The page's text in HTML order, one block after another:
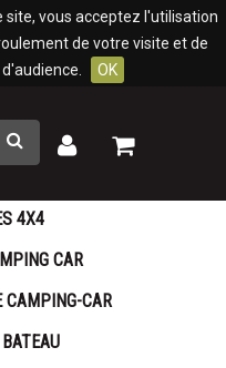
site, vous acceptez l'utilisation
de votre visite et de
OK
Rechercher
Mon
Mon
4X4
CAR
CAMPING-CAR